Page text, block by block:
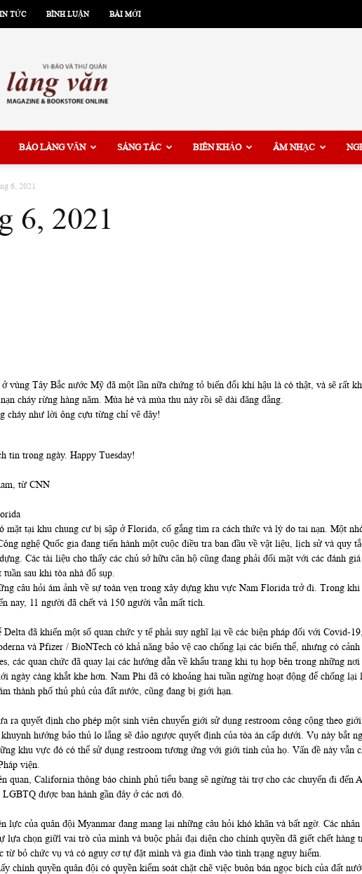
TỨC BÌNH LUẬN BÀI MỚI
Văn
BÁO LÀNG VĂN SÁNG TÁC BIÊN KHẢO ÂM NHẠC
6, 2021
6, 2021
vùng Tây Bắc nước Mỹ đã một lần nữa chứng tỏ biến đổi khí hậu là có thật, và sẽ rất
cháy rừng hàng năm. Mùa hè và mùa thu này rồi sẽ dài đăng đẳng.
cháy như lời ông cựu từng chỉ vẽ đây!
tin trong ngày. Happy Tuesday!
từ CNN
mặt tại khu chung cư bị sập ở Florida, cố gắng tìm ra cách thức và lý do tai nạn. Một
nghệ Quốc gia đang tiến hành một cuộc điều tra ban đầu về vật liệu, lịch sử và quy
Các tài liệu cho thấy các chủ sở hữu căn hộ cũng đang phải đối mặt với các đánh
sau khi tòa nhà đổ sụp.
câu hỏi ám ảnh về sự toàn vẹn trong xây dựng khu vực Nam Florida trở đi. Trong
nay, 11 người đã chết và 150 người vẫn mất tích.
Delta đã khiến một số quan chức y tế phải suy nghĩ lại về các biện pháp đối với Covid-
và Pfizer / BioNTech có khả năng bảo vệ cao chống lại các biến thể, nhưng có
các quan chức đã quay lại các hướng dẫn về khẩu trang khi tụ họp bên trong những
ngày càng khắt khe hơn. Nam Phi đã có khoảng hai tuần ngừng hoạt động để chống
thành phố thủ phủ của đất nước, cũng đang bị giới hạn.
ra quyết định cho phép một sinh viên chuyển giới sử dụng restroom công cộng theo
hướng bảo thủ lo lắng sẽ đảo ngược quyết định của tòa án cấp dưới. Vụ này bắt
khu vực đó có thể sử dụng restroom tương ứng với giới tính của họ. Vấn đề này vẫn
viện.
quan, California thông báo chính phủ tiểu bang sẽ ngừng tài trợ cho các chuyến đi đến
được ban hành gần đây ở các nơi đó.
lực của quân đội Myanmar đang mang lại những câu hỏi khó khăn và bất ngờ. Các
lựa chọn giữl vai trò của mình và buộc phải đại diện cho chính quyền đã giết chết hàng
từ bỏ chức vụ và có nguy cơ tự đặt mình và gia đình vào tình trạng nguy hiểm.
chính quyền quân đội có quyền kiểm soát chặt chẽ việc buôn bán ngọc bích của đất